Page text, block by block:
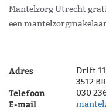
Mantelzorg Utrecht
een
Adres
Drift 11
3512
Telefoon 030
E-mail